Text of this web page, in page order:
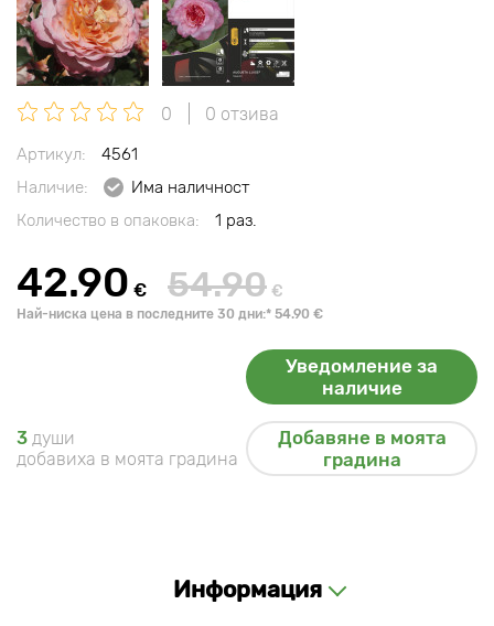
0 0 отзива
Артикул:
4561
Наличие:
Има наличност
Количество в опаковка:
1 раз.
42.90 € 54.90 €
Най-ниска цена в последните 30 дни:* 54.90 €
Уведомление за
наличие
3 души
добавиха в моята градина
Добавяне в моята
градина
Информация